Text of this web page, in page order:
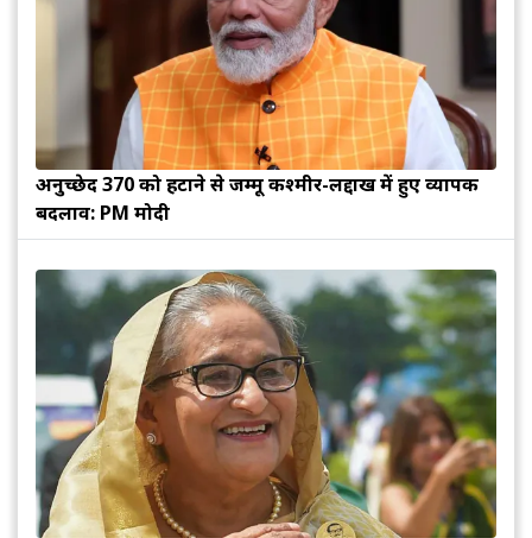
अनुच्छेद 370 को हटाने से जम्मू कश्मीर-लद्दाख में हुए व्यापक
बदलाव: PM मोदी